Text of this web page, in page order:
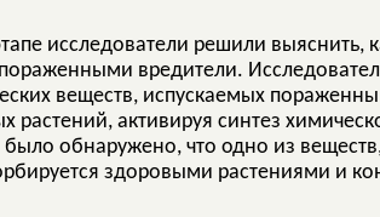
исследователи решили выяснить,
вредители.
веществ, испускаемых
растений, активируя синтез
было обнаружено, что одно из
здоровыми растениями и